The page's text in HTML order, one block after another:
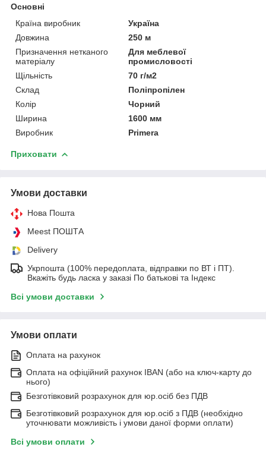
Основні
Країна виробник
Україна
Довжина
250 м
Призначення нетканого
матеріалу
Для меблевої
промисловості
Щільність
70 г/м2
Склад
Поліпропілен
Колір
Чорний
Ширина
1600 мм
Виробник
Primera
Приховати
Умови доставки
Нова Пошта
Meest ПОШТА
Delivery
Укрпошта (100% передоплата, відправки по ВТ і ПТ).
Вкажіть будь ласка у заказі По батькові та Індекс
Всі умови доставки
Умови оплати
Оплата на рахунок
Оплата на офіційний рахунок IBAN (або на ключ-карту до
нього)
Безготівковий розрахунок для юр.осіб без ПДВ
Безготівковий розрахунок для юр.осіб з ПДВ (необхідно
уточнювати можливість і умови даної форми оплати)
Всі умови оплати